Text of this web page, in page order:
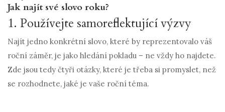
Jak najít své slovo roku?
1. Používejte samoreflektující výzvy
Najít jedno konkrétní slovo, které by reprezentovalo váš
roční záměr, je jako hledání pokladu – ne vždy ho najdete.
Zde jsou tedy čtyři otázky, které je třeba si promyslet, než
se rozhodnete, jaké je vaše roční téma.